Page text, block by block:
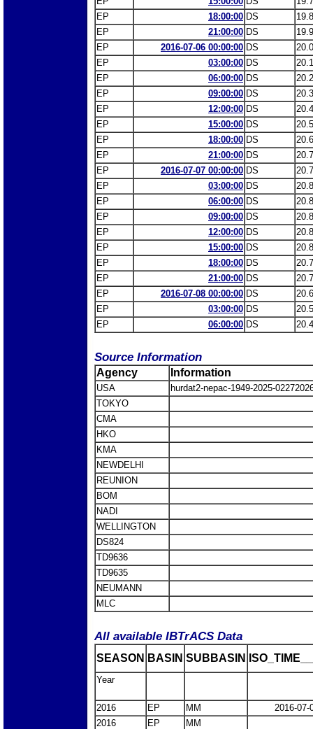
EP
18:00:00 DS
EP
21:00:00 DS
EP
2016-07-06 00:00:00 DS
EP
03:00:00 DS
EP
06:00:00 DS
EP
09:00:00 DS
EP
12:00:00 DS
EP
15:00:00 DS
EP
18:00:00 DS
EP
21:00:00 DS
EP
2016-07-07 00:00:00 DS
EP
03:00:00 DS
EP
06:00:00 DS
EP
09:00:00 DS
EP
12:00:00 DS
EP
15:00:00 DS
EP
18:00:00 DS
EP
21:00:00 DS
EP
2016-07-08 00:00:00 DS
EP
03:00:00 DS
EP
06:00:00 DS
Source Information
Agency Information
USA
hurdat2-nepac-1949-2025-
TOKYO
CMA
HKO
KMA
NEWDELHI
REUNION
BOM
NADI
WELLINGTON
DS824
TD9636
TD9635
NEUMANN
MLC
All available IBTrACS Data
SEASON BASIN SUBBASIN
Year
2016 EP MM
2016-07-
2016
EP
MM